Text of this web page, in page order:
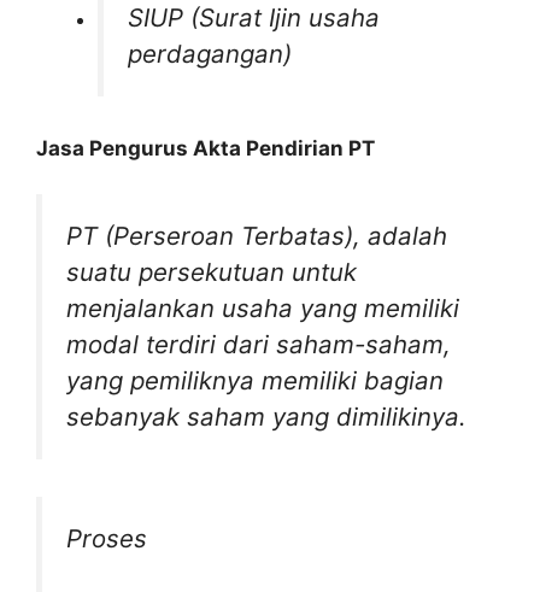
SIUP (Surat Ijin usaha
perdagangan)
Jasa Pengurus Akta Pendirian PT
PT (Perseroan Terbatas), adalah
suatu persekutuan untuk
menjalankan usaha yang memiliki
modal terdiri dari saham-saham,
yang pemiliknya memiliki bagian
sebanyak saham yang dimilikinya.
Proses